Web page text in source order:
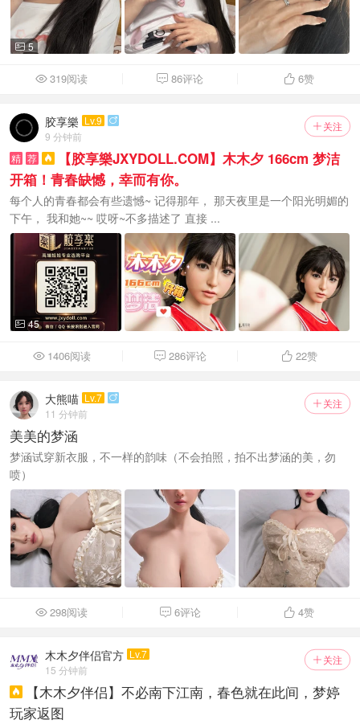
 5
319阅读  86评论  6赞
 关注
胶享樂 Lv.9 
9 分钟前
精 荐 
【胶享樂JXYDOLL.COM】木木夕 166cm 梦洁
开箱！青春缺憾，幸而有你。
每个人的青春都会有些遗憾~ 记得那年， 那天夜里是一个阳光明媚的
下午， 我和她~~ 哎呀~不多描述了 直接 ...
 45
 1406阅读  286评论  22赞
 关注
大熊喵 Lv.7 
11 分钟前
美美的梦涵
梦涵试穿新衣服，不一样的韵味（不会拍照，拍不出梦涵的美，勿
喷）
298阅读  6评论  4赞
 关注
木木夕伴侣官方 Lv.7
15 分钟前

【木木夕伴侣】不必南下江南，春色就在此间，梦婷
玩家返图